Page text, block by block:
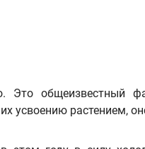
общеизвестный
усвоению растением,